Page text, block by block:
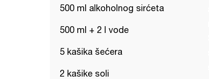
500 ml alkoholnog sirćeta
500 ml + 2 l vode
5 kašika šećera
2 kašike soli